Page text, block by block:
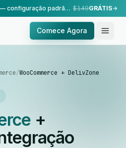
Configuração feita para você — configuração padrão, realizada pela nossa equipe. $149GRÁTIS
Comece Agora
/WooCommerce + DelivZone
+